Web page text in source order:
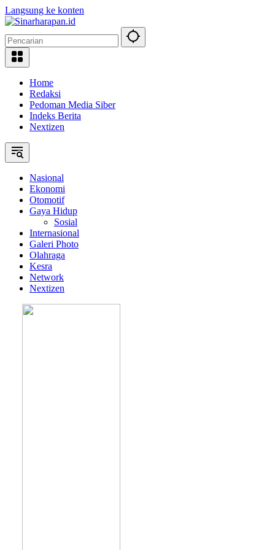
Langsung ke konten
Home
Redaksi
Pedoman Media Siber
Indeks Berita
Nextizen
Nasional
Ekonomi
Otomotif
Gaya Hidup
Sosial
Internasional
Galeri Photo
Olahraga
Kesra
Network
Nextizen